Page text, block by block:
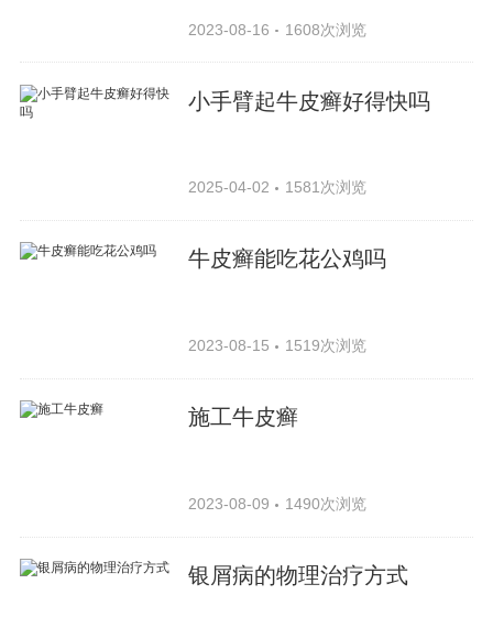
2023-08-16 1608次浏览
小手臂起牛皮癣好得快吗
2025-04-02 1581次浏览
牛皮癣能吃花公鸡吗
2023-08-15 1519次浏览
施工牛皮癣
2023-08-09 1490次浏览
银屑病的物理治疗方式